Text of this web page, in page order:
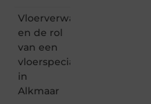
Vloerverwarming
en de rol
van een
vloerspecialist
in
Alkmaar